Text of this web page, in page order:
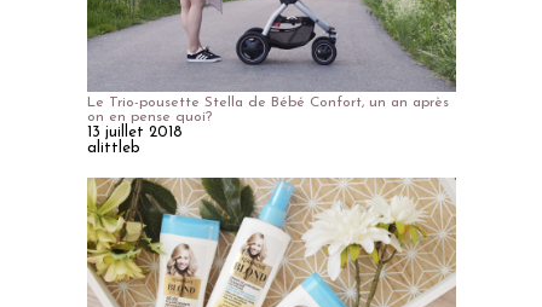
Le Trio-pousette Stella de Bébé Confort, un an après
on en pense quoi?
13 juillet 2018
alittleb